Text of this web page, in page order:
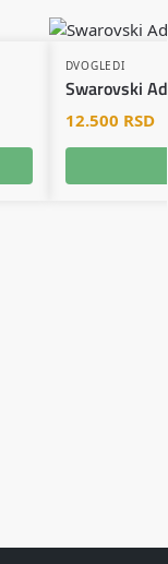
DVOGLEDI
Swarovski
12.500 RSD